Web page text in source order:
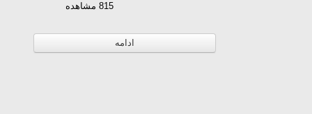
815 مشاهده
ادامه